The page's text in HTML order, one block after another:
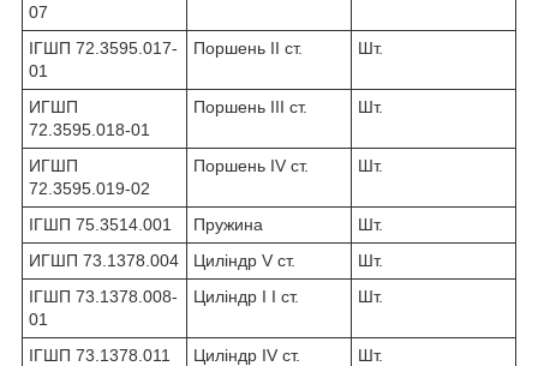
07
ІГШП 72.3595.017-
01
Поршень II ст. Шт.
ИГШП
72.3595.018-01
Поршень III ст. Шт.
ИГШП
72.3595.019-02
Поршень IV ст. Шт.
ІГШП 75.3514.001 Пружина
Шт.
ИГШП 73.1378.004
Циліндр V ст.
Шт.
ІГШП 73.1378.008-
01
Циліндр I I ст. Шт.
ІГШП 73.1378.011 Циліндр IV ст.
Шт.